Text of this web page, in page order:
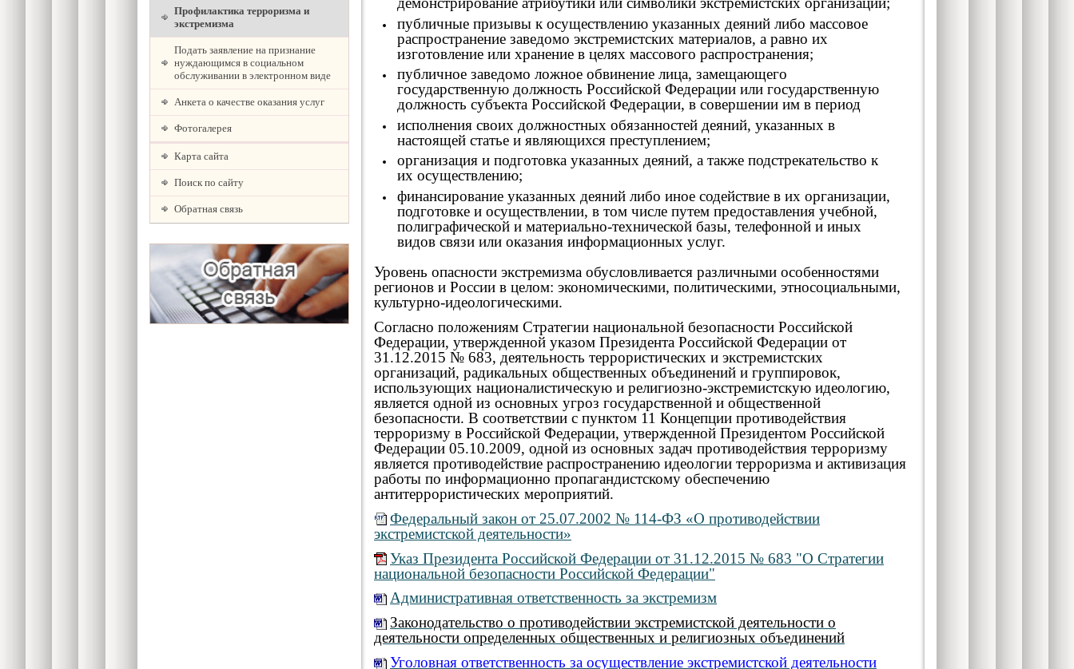
Профилактика терроризма и
экстремизма
Подать заявление на признание
нуждающимся в социальном
обслуживании в электронном виде
Анкета о качестве оказания услуг
Фотогалерея
Карта сайта
Поиск по сайту
Обратная связь
публичные призывы к осуществлению указанных деяний либо массовое
распространение заведомо экстремистских материалов, а равно их
изготовление или хранение в целях массового распространения;
публичное заведомо ложное обвинение лица, замещающего
государственную должность Российской Федерации или государственную
должность субъекта Российской Федерации, в совершении им в период
исполнения своих должностных обязанностей деяний, указанных в
настоящей статье и являющихся преступлением;
организация и подготовка указанных деяний, а также подстрекательство к
их осуществлению;
финансирование указанных деяний либо иное содействие в их организации,
подготовке и осуществлении, в том числе путем предоставления учебной,
полиграфической и материально-технической базы, телефонной и иных
видов связи или оказания информационных услуг.
Уровень опасности экстремизма обусловливается различными особенностями
регионов и России в целом: экономическими, политическими, этносоциальными,
культурно-идеологическими.
Согласно положениям Стратегии национальной безопасности Российской
Федерации, утвержденной указом Президента Российской Федерации от
31.12.2015 № 683, деятельность террористических и экстремистских
организаций, радикальных общественных объединений и группировок,
использующих националистическую и религиозно-экстремистскую идеологию,
является одной из основных угроз государственной и общественной
безопасности. В соответствии с пунктом 11 Концепции противодействия
терроризму в Российской Федерации, утвержденной Президентом Российской
Федерации 05.10.2009, одной из основных задач противодействия терроризму
является противодействие распространению идеологии терроризма и активизация
работы по информационно пропагандистскому обеспечению
антитеррористических мероприятий.
Федеральный закон от 25.07.2002 № 114-ФЗ «О противодействии
экстремистской деятельности»
Указ Президента Российской Федерации от 31.12.2015 № 683 "О Стратегии
национальной безопасности Российской Федерации"
Административная ответственность за экстремизм
Законодательство о противодействии экстремистской деятельности о
деятельности определенных общественных и религиозных объединений
Уголовная ответственность за осуществление экстремистской деятельности